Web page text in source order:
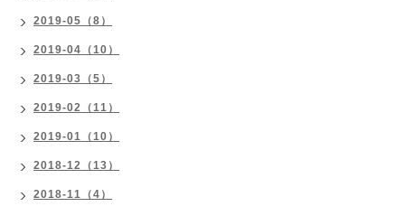
2019-05（8）
2019-04（10）
2019-03（5）
2019-02（11）
2019-01（10）
2018-12（13）
2018-11（4）